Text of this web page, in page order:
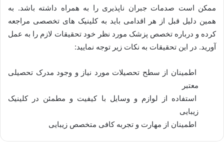
ممکن است صدمات جبران ناپذیری را به همراه داشته باشد. به
همین دلیل قبل از هر اقدامی باید به کلینیک های تخصصی مراجعه
کرده و درباره تخصص پزشک مورد نظر خود تحقیقات لازم را به عمل
آورید. در این تحقیقات به نکات زیر توجه نمایید:
اطمینان از سطح تحصیلات مورد نیاز و وجود مدرک تحصیلی
معتبر
استفاده از لوازم و وسایل با کیفیت و مطمئن در کلینیک
زیبایی
اطمینان از مهارت و تجربه کافی متخصص زیبایی